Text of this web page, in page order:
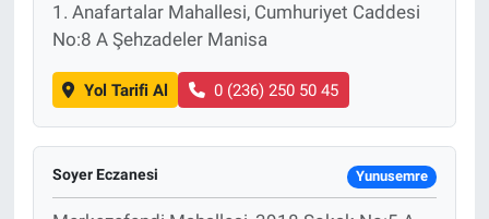
1. Anafartalar Mahallesi, Cumhuriyet Caddesi
No:8 A Şehzadeler Manisa
Yol Tarifi Al 0 (236) 250 50 45
Soyer Eczanesi Yunusemre